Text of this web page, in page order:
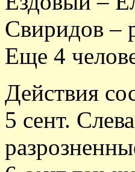
Свиридов –
Еще 4
Действия
5 сент.